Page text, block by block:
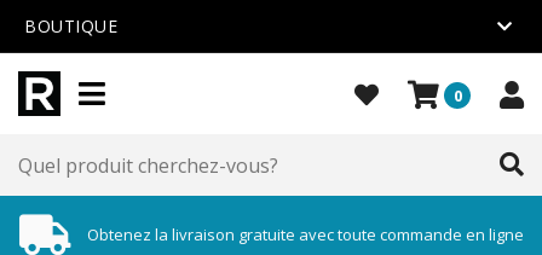
BOUTIQUE
0
Obtenez la livraison gratuite avec toute commande en ligne